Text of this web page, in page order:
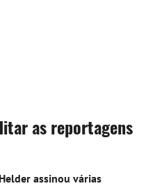
as reportagens
assinou várias